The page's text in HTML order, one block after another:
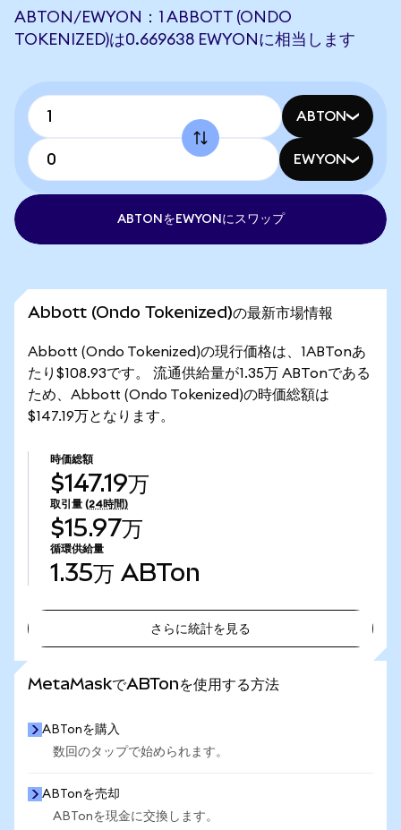
ABTON/EWYON：1 ABBOTT (ONDO
TOKENIZED)は0.669638 EWYONに相当します
ABTON
EWYON
ABTONをEWYONにスワップ
Abbott (Ondo Tokenized)の最新市場情報
Abbott (Ondo Tokenized)の現行価格は、1ABTonあ
たり$108.93です。 流通供給量が1.35万 ABTonである
ため、Abbott (Ondo Tokenized)の時価総額は
$147.19万となります。
時価総額
$147.19万
取引量 (24時間)
$15.97万
循環供給量
1.35万 ABTon
さらに統計を見る
MetaMaskでABTonを使用する方法
ABTonを購入
数回のタップで始められます。
ABTonを売却
ABTonを現金に交換します。